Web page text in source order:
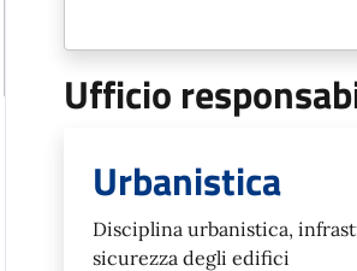
Ufficio
Urbanistica
Disciplina urbanistica,
sicurezza degli edifici